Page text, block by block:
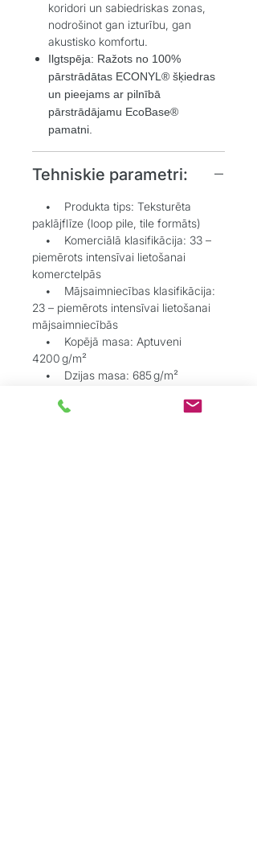
koridori un sabiedriskas zonas,
nodrošinot gan izturību, gan
akustisko komfortu.
Ilgtspēja: Ražots no 100%
pārstrādātas ECONYL® šķiedras
un pieejams ar pilnībā
pārstrādājamu EcoBase®
pamatni.
Tehniskie parametri:
• Produkta tips: Teksturēta
paklājflīze (loop pile, tile formāts)
• Komerciālā klasifikācija: 33 –
piemērots intensīvai lietošanai
komerctelpās
• Mājsaimniecības klasifikācija:
23 – piemērots intensīvai lietošanai
mājsaimniecībās
• Kopējā masa: Aptuveni
4200 g/m²
• Dzijas masa: 685 g/m²
• Uzstādīšanas virziens: Jaukts